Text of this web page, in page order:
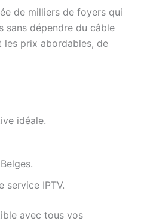
de milliers de foyers qui
sans dépendre du câble
les prix abordables, de
idéale.
service IPTV.
avec tous vos